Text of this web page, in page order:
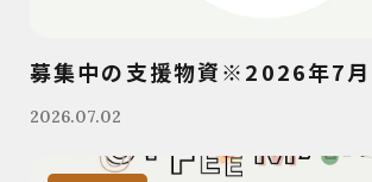
募集中の支援物資※2026年7
2026.07.02